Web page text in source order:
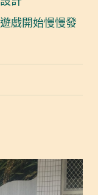
戲開始慢慢發